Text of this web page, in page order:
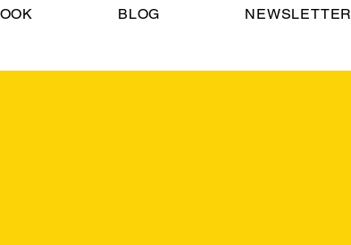
BLOG NEWSLETTER